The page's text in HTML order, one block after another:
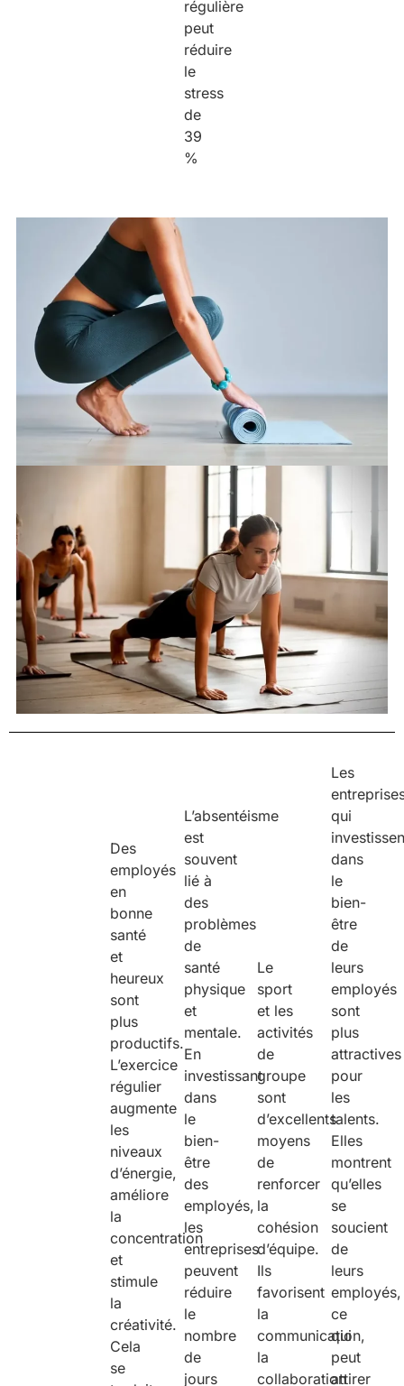
régulière
peut
réduire
le
stress
de
39
%
Des
employés
en
bonne
santé
et
heureux
sont
plus
productifs.
L’exercice
régulier
augmente
les
niveaux
d’énergie,
améliore
la
concentration
et
stimule
la
créativité.
Cela
se
L’absentéisme
est
souvent
lié à
des
problèmes
de
santé
physique
et
mentale.
En
investissant
dans
le
bien-
être
des
employés,
les
entreprises
peuvent
réduire
le
nombre
de
jours
Le
sport
et les
activités
de
groupe
sont
d’excellents
moyens
de
renforcer
la
cohésion
d’équipe.
Ils
favorisent
la
communication,
la
collaboration
Les
qui
dans
le
bien-
être
de
leurs
employés
sont
plus
attractives
pour
les
talents.
Elles
montrent
qu’elles
se
soucient
de
leurs
employés,
ce
qui
peut
attirer